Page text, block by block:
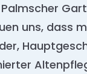
Palmscher
uns, dass